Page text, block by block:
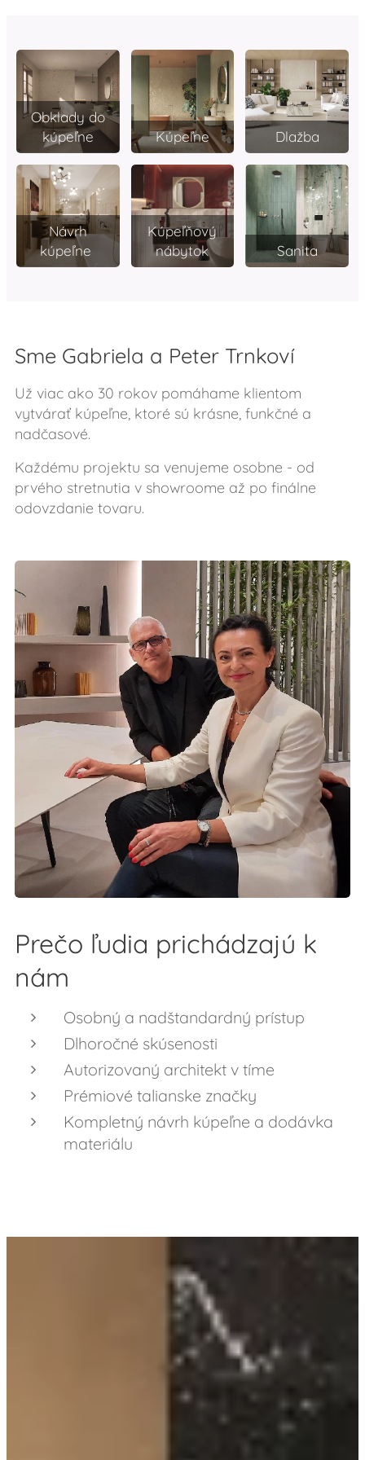
Obklady do
kúpeľne
Kúpeľne Dlažba
Návrh
kúpeľne
Kúpeľňový
nábytok
Sanita
Sme Gabriela a Peter Trnkoví
Už viac ako 30 rokov pomáhame klientom
vytvárať kúpeľne, ktoré sú krásne, funkčné a
nadčasové.
Každému projektu sa venujeme osobne - od
prvého stretnutia v showroome až po finálne
odovzdanie tovaru.
Prečo ľudia prichádzajú k
nám
Osobný a nadštandardný prístup
Dlhoročné skúsenosti
Autorizovaný architekt v tíme
Prémiové talianske značky
Kompletný návrh kúpeľne a dodávka
materiálu